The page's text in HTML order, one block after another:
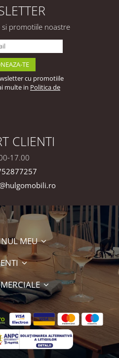
Open Design Integral
Suspendat
Personalizabil - Hulgo
promotiile noastre
cu promotiile
multe in Politica de
CLIENTI
17.00
MEU